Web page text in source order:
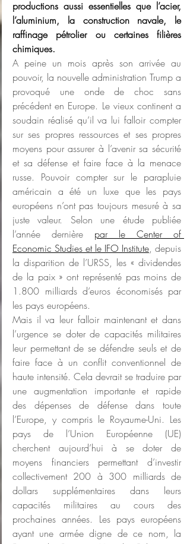
productions aussi essentielles que l’acier,
l’aluminium, la construction navale, le
raffinage pétrolier ou certaines filières
chimiques.
A peine un mois après son arrivée au
pouvoir, la nouvelle administration Trump a
provoqué une onde de choc sans
précédent en Europe. Le vieux continent a
soudain réalisé qu’il va lui falloir compter
sur ses propres ressources et ses propres
moyens pour assurer à l’avenir sa sécurité
et sa défense et faire face à la menace
russe. Pouvoir compter sur le parapluie
américain a été un luxe que les pays
européens n’ont pas toujours mesuré à sa
juste valeur. Selon une étude publiée
l’année dernière par le Center of
Economic Studies et le IFO Institute, depuis
la disparition de l’URSS, les « dividendes
de la paix » ont représenté pas moins de
1.800 milliards d’euros économisés par
les pays européens.
Mais il va leur falloir maintenant et dans
l’urgence se doter de capacités militaires
leur permettant de se défendre seuls et de
faire face à un conflit conventionnel de
haute intensité. Cela devrait se traduire par
une augmentation importante et rapide
des dépenses de défense dans toute
l’Europe, y compris le Royaume-Uni. Les
pays de l’Union Européenne (UE)
cherchent aujourd’hui à se doter de
moyens financiers permettant d’investir
collectivement 200 à 300 milliards de
dollars supplémentaires dans leurs
capacités militaires au cours des
prochaines années. Les pays européens
ayant une armée digne de ce nom, la